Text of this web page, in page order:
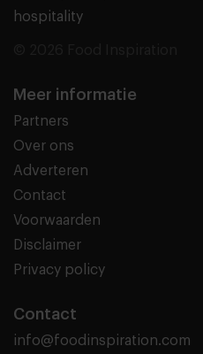
hospitality
Meer informatie
Partners
Over ons
Adverteren
Contact
Voorwaarden
Disclaimer
Privacy policy
Contact
info@foodinspiration.com